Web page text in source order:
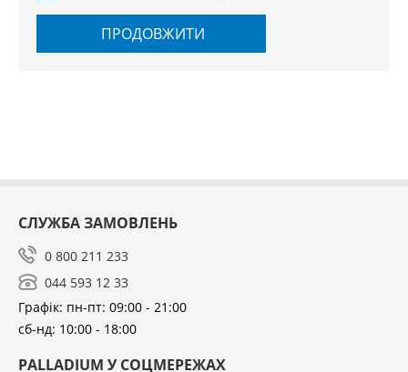
ПРОДОВЖИТИ
СЛУЖБА ЗАМОВЛЕНЬ
0 800 211 233
044 593 12 33
Графік: пн-пт: 09:00 - 21:00
сб-нд: 10:00 - 18:00
PALLADIUM У СОЦМЕРЕЖАХ